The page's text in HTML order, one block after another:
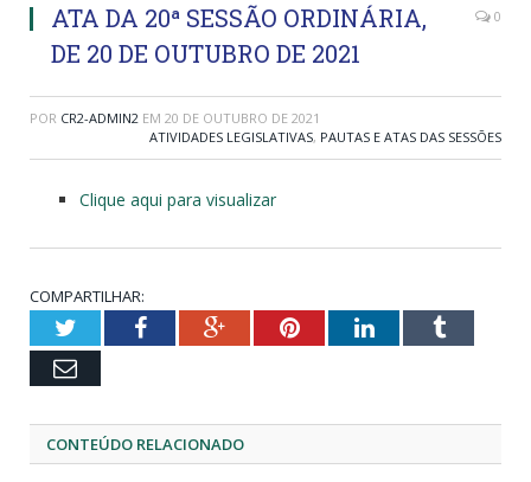
ATA DA 20ª SESSÃO ORDINÁRIA,
DE 20 DE OUTUBRO DE 2021
0
POR CR2-ADMIN2 EM 20 DE OUTUBRO DE 2021
ATIVIDADES LEGISLATIVAS, PAUTAS E ATAS DAS SESSÕES
Clique aqui para visualizar
COMPARTILHAR:
TwitterFacebookGoogle+PinterestLinkedInTumblr
Email
CONTEÚDO RELACIONADO